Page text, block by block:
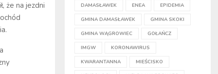
że na jezdni
DAMASŁAWEK ENEA EPIDEMIA
GMINA DAMASŁAWEK GMINA SKOKI
GMINA WĄGROWIEC GOŁAŃCZ
IMGW KORONAWIRUS
KWARANTANNA MIEŚCISKO